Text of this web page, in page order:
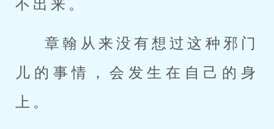
不出来。
章翰从来没有想过这种邪门
儿的事情，会发生在自己的身
上。